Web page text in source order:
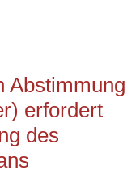
Abstimmung
erfordert
des